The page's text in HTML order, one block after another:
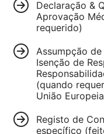
Declaração &
Aprovação
requerido)
Assumpção
Isenção de
(quando
União
Registo de
específico